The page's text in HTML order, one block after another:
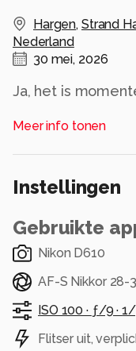
Hargen, Strand
Nederland
30 mei, 2026
Ja, het is
maken. Maar
geleden, Wel
het strand (bijna)
Alle rechten voorbehouden
Meer info tonen
Instellingen
Gebruikte
Nikon D610
AF-S Nikkor
ISO 100 · ƒ/9 ·1/
Flitser uit,